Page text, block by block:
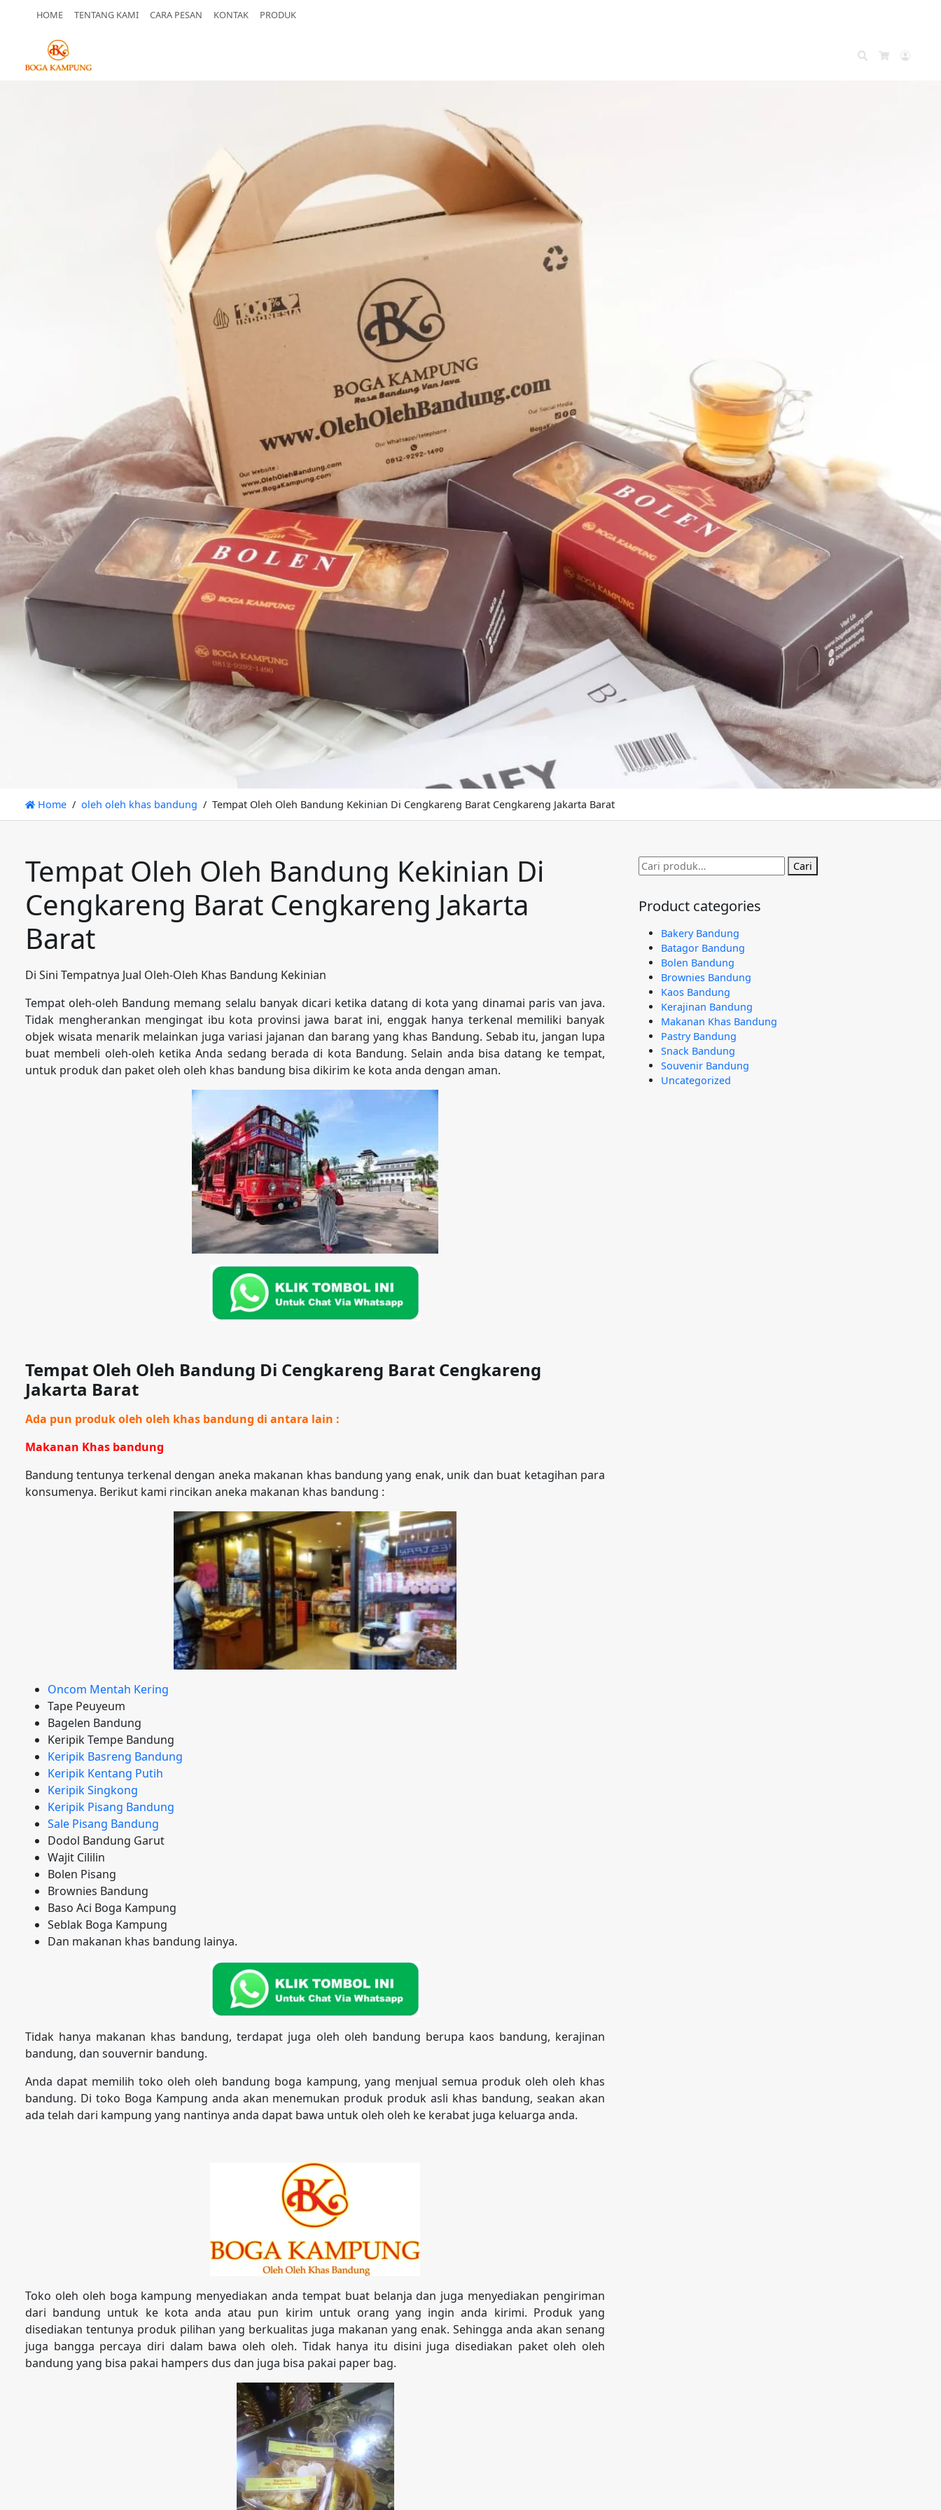
HOME TENTANG KAMI CARA PESAN KONTAK PRODUK
Search
Home oleh oleh khas bandung Tempat Oleh Oleh Bandung Kekinian Di Cengkareng Barat Cengkareng Jakarta Barat
Tempat Oleh Oleh Bandung Kekinian Di
Cengkareng Barat Cengkareng Jakarta
Barat
Di Sini Tempatnya Jual Oleh-Oleh Khas Bandung Kekinian
Tempat oleh-oleh Bandung memang selalu banyak dicari ketika datang di kota yang dinamai paris van java.
Tidak mengherankan mengingat ibu kota provinsi jawa barat ini, enggak hanya terkenal memiliki banyak
objek wisata menarik melainkan juga variasi jajanan dan barang yang khas Bandung. Sebab itu, jangan lupa
buat membeli oleh-oleh ketika Anda sedang berada di kota Bandung. Selain anda bisa datang ke tempat,
untuk produk dan paket oleh oleh khas bandung bisa dikirim ke kota anda dengan aman.
Tempat Oleh Oleh Bandung Di Cengkareng Barat Cengkareng
Jakarta Barat
Ada pun produk oleh oleh khas bandung di antara lain :
Makanan Khas bandung
Bandung tentunya terkenal dengan aneka makanan khas bandung yang enak, unik dan buat ketagihan para
konsumenya. Berikut kami rincikan aneka makanan khas bandung :
Oncom Mentah Kering
Tape Peuyeum
Bagelen Bandung
Keripik Tempe Bandung
Keripik Basreng Bandung
Keripik Kentang Putih
Keripik Singkong
Keripik Pisang Bandung
Sale Pisang Bandung
Dodol Bandung Garut
Wajit Cililin
Bolen Pisang
Brownies Bandung
Baso Aci Boga Kampung
Seblak Boga Kampung
Dan makanan khas bandung lainya.
Tidak hanya makanan khas bandung, terdapat juga oleh oleh bandung berupa kaos bandung, kerajinan
bandung, dan souvernir bandung.
Anda dapat memilih toko oleh oleh bandung boga kampung, yang menjual semua produk oleh oleh khas
bandung. Di toko Boga Kampung anda akan menemukan produk produk asli khas bandung, seakan akan
ada telah dari kampung yang nantinya anda dapat bawa untuk oleh oleh ke kerabat juga keluarga anda.
Toko oleh oleh boga kampung menyediakan anda tempat buat belanja dan juga menyediakan pengiriman
dari bandung untuk ke kota anda atau pun kirim untuk orang yang ingin anda kirimi. Produk yang
disediakan tentunya produk pilihan yang berkualitas juga makanan yang enak. Sehingga anda akan senang
juga bangga percaya diri dalam bawa oleh oleh. Tidak hanya itu disini juga disediakan paket oleh oleh
bandung yang bisa pakai hampers dus dan juga bisa pakai paper bag.
Pencarian
untuk:
Cari
Product categories
Bakery Bandung
Batagor Bandung
Bolen Bandung
Brownies Bandung
Kaos Bandung
Kerajinan Bandung
Makanan Khas Bandung
Pastry Bandung
Snack Bandung
Souvenir Bandung
Uncategorized